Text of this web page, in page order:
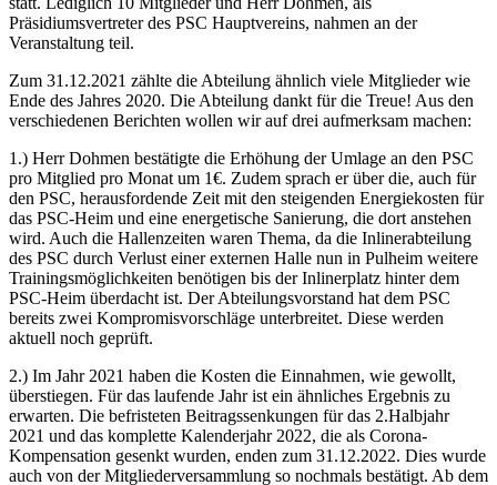
Präsidiumsvertreter des PSC Hauptvereins, nahmen an der
Veranstaltung teil.
Zum 31.12.2021 zählte die Abteilung ähnlich viele Mitglieder wie
Ende des Jahres 2020. Die Abteilung dankt für die Treue! Aus den
verschiedenen Berichten wollen wir auf drei aufmerksam machen:
1.) Herr Dohmen bestätigte die Erhöhung der Umlage an den PSC
pro Mitglied pro Monat um 1€. Zudem sprach er über die, auch für
den PSC, herausfordende Zeit mit den steigenden Energiekosten für
das PSC-Heim und eine energetische Sanierung, die dort anstehen
wird. Auch die Hallenzeiten waren Thema, da die Inlinerabteilung
des PSC durch Verlust einer externen Halle nun in Pulheim weitere
Trainingsmöglichkeiten benötigen bis der Inlinerplatz hinter dem
PSC-Heim überdacht ist. Der Abteilungsvorstand hat dem PSC
bereits zwei Kompromisvorschläge unterbreitet. Diese werden
aktuell noch geprüft.
2.) Im Jahr 2021 haben die Kosten die Einnahmen, wie gewollt,
überstiegen. Für das laufende Jahr ist ein ähnliches Ergebnis zu
erwarten. Die befristeten Beitragssenkungen für das 2.Halbjahr
2021 und das komplette Kalenderjahr 2022, die als Corona-
Kompensation gesenkt wurden, enden zum 31.12.2022. Dies wurde
auch von der Mitgliederversammlung so nochmals bestätigt. Ab dem